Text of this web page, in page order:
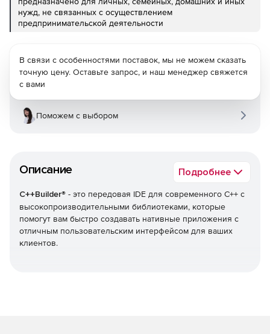
нужд, не связанных с осуществлением
предпринимательской деятельности
Описание Подробнее
C++Builder® - это передовая IDE для современного C++ с
высокопроизводительными библиотеками, которые
помогут вам быстро создавать нативные приложения с
отличным пользовательским интерфейсом для ваших
клиентов.
В связи с особенностями поставок, мы не можем сказать
точную цену. Оставьте запрос, и наш менеджер свяжется
с вами
Поможем с выбором